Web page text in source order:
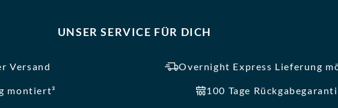
UNSER SERVICE FÜR DICH
Versand Overnight Express Lieferung
montiert³ 100 Tage